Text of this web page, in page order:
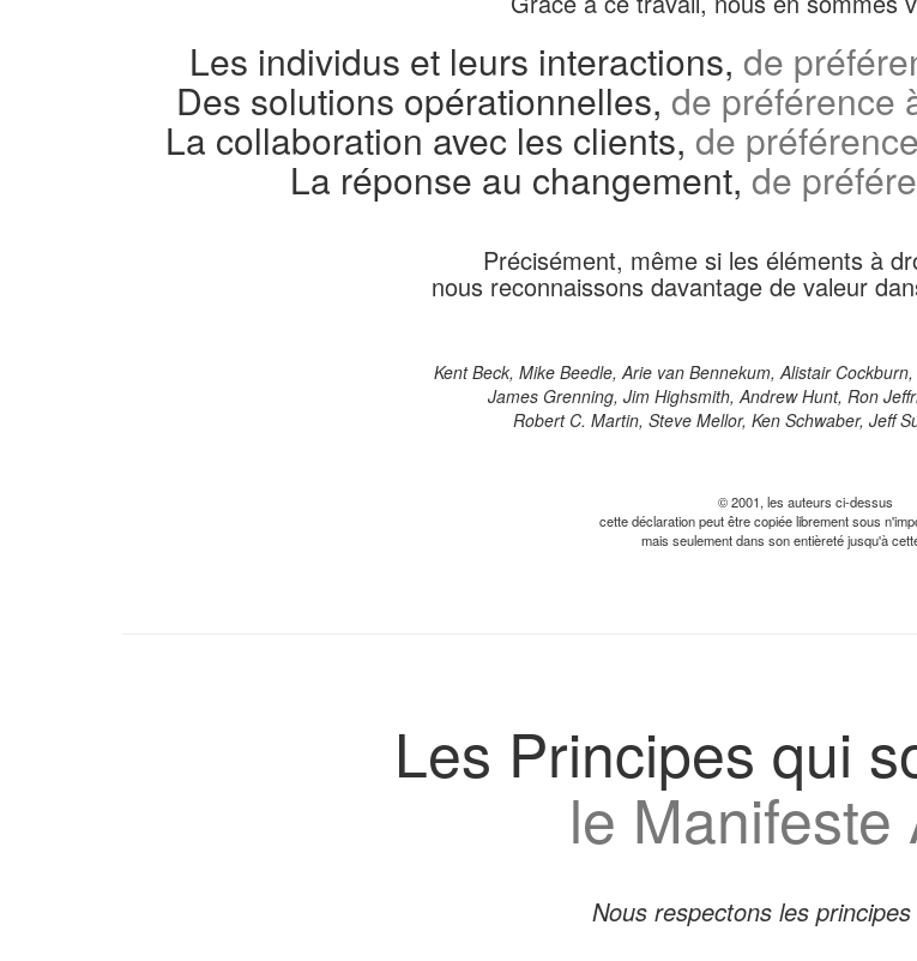
Les individus et leurs interactions, de
Des solutions opérationnelles, de préférence
La collaboration avec les clients, de
La réponse au changement,de
Précisément, même si les éléments à
nous reconnaissons davantage de valeur
Kent Beck, Mike Beedle, Arie van Bennekum, Alistair
James Grenning, Jim Highsmith, Andrew Hunt, Ron
Robert C. Martin, Steve Mellor, Ken Schwaber, Jeff
© 2001, les auteurs ci-dessus
cette déclaration peut être copiée librement sous
mais seulement dans son entièreté jusqu'à
Les Principes qui
le Manifeste
Nous respectons les